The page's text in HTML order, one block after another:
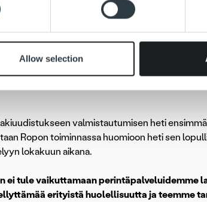
they’ve collected from your use of their
Allow selection
tahoja lakiasiaintoimistoista
harjoittajia.
mukaan väliaikaiseksi tarkoitetussa
enimmäismääristä, perintätoimien
velallisen kokonaiskuluvastuusta sekä
valmistautumisen heti
Ropon toiminnassa huomioon heti sen
lokakuun aikana.
ei tule vaikuttamaan perintäpalveluidemme
erityistä huolellisuutta ja teemme